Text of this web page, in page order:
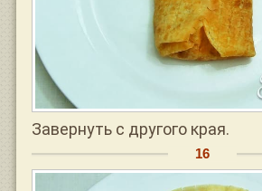
Завернуть с другого края.